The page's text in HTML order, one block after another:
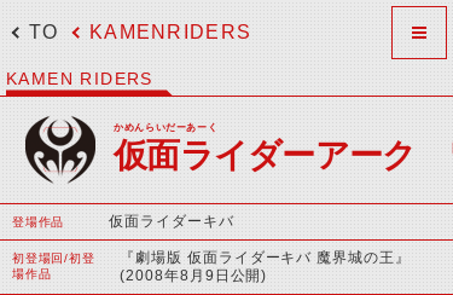
KAMENRIDERS
TOP
KAMEN RIDERS
かめんらいだーあーく
仮面ライダーアーク
登場作品 仮面ライダーキバ
初登場回/初登
場作品
『劇場版 仮面ライダーキバ 魔界城の王』
(2008年8月9日公開)